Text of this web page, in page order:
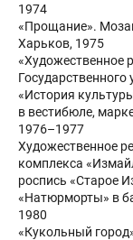
1974
«Прощание».
Харьков, 1975
«Художественное
«История
в вестибюле,
1976–1977
Художественное
комплекса
роспись «Старое
«Натюрморты» в
1980
«Кукольный